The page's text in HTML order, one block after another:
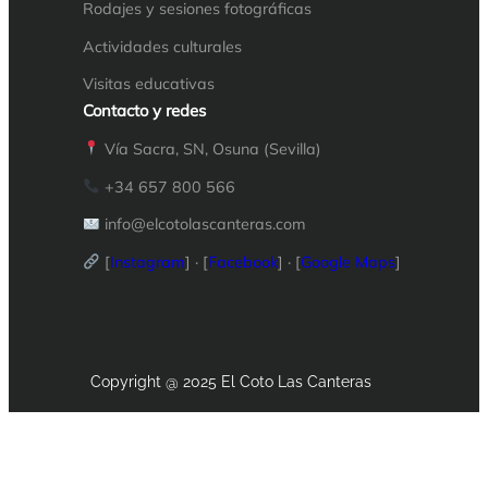
Rodajes y sesiones fotográficas
Actividades culturales
Visitas educativas
Contacto y redes
Vía Sacra, SN, Osuna (Sevilla)
+34 657 800 566
info@elcotolascanteras.com
[Instagram] · [Facebook] · [Google Maps]
Copyright @ 2025 El Coto Las Canteras